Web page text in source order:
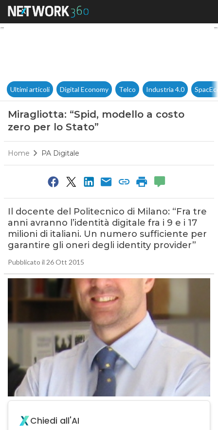
Miragliotta: “Spid, modello a
Ultimi articoli Digital Economy Telco Industria 4.0
Miragliotta: “Spid, modello a costo
zero per lo Stato”
Home PA Digitale
Il docente del Politecnico di Milano: “Fra tre
anni avranno l’identità digitale fra i 9 e i 17
milioni di italiani. Un numero sufficiente per
garantire gli oneri degli identity provider”
Pubblicato il 26 Ott 2015
Chiedi all'AI